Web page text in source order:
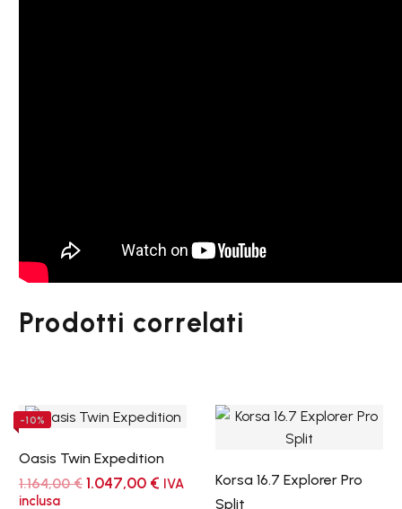
Prodotti correlati
-10%
Oasis Twin Expedition
1.164,00€ Il
1.047,00 € IlIVA
inclusa
Korsa 16.7 Explorer Pro
Split